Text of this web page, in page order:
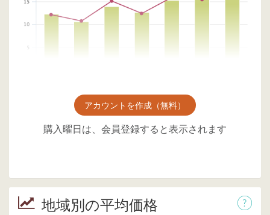
アカウントを作成（無料）
購入曜日は、会員登録すると表示されます
地域別の平均価格